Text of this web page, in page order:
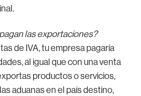
las exportaciones?
de IVA, tu empresa pagaría
al igual que con una venta
productos o servicios,
aduanas en el país destino,